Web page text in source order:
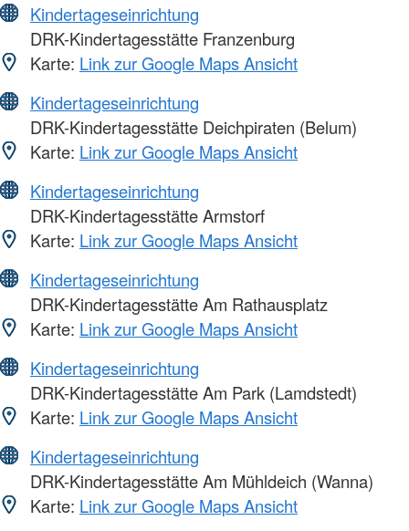
Kindertageseinrichtung
DRK-Kindertagesstätte Franzenburg
Karte: Link zur Google Maps Ansicht
Kindertageseinrichtung
DRK-Kindertagesstätte Deichpiraten (Belum)
Karte: Link zur Google Maps Ansicht
Kindertageseinrichtung
DRK-Kindertagesstätte Armstorf
Karte: Link zur Google Maps Ansicht
Kindertageseinrichtung
DRK-Kindertagesstätte Am Rathausplatz
Karte: Link zur Google Maps Ansicht
Kindertageseinrichtung
DRK-Kindertagesstätte Am Park (Lamdstedt)
Karte: Link zur Google Maps Ansicht
Kindertageseinrichtung
DRK-Kindertagesstätte Am Mühldeich (Wanna)
Karte: Link zur Google Maps Ansicht